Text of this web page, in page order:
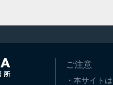
ご注意
・本サイト